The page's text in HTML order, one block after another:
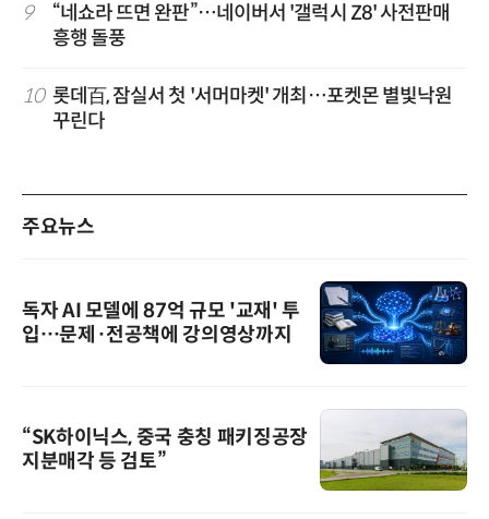
9
“네쇼라 뜨면 완판”…네이버서 '갤럭시 Z8' 사전판매
흥행 돌풍
10 롯데百, 잠실서 첫 '서머마켓' 개최…포켓몬 별빛낙원
꾸린다
주요뉴스
독자 AI 모델에 87억 규모 '교재' 투
입…문제·전공책에 강의영상까지
“SK하이닉스, 중국 충칭 패키징공장
지분매각 등 검토”